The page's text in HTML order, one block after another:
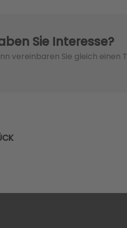
Sie Interesse?
vereinbaren Sie gleich einen